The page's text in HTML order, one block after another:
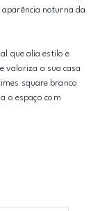
noturna da
que alia estilo e
valoriza a sua casa
square branco
o espaço com